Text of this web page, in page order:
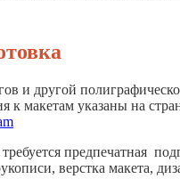
и другой
к макетам указаны на
предпечатная
верстка макета,